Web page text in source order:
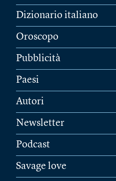
Dizionario italiano
Oroscopo
Pubblicità
Paesi
Autori
Newsletter
Podcast
Savage love